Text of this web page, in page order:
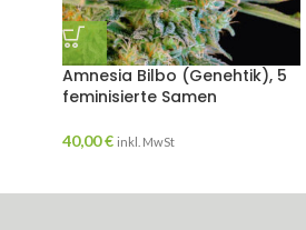
Amnesia Bilbo (Genehtik), 5
feminisierte Samen
40,00€ inkl. MwSt